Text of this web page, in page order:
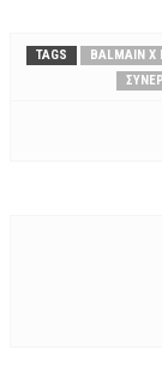
TAGS BALMAIN X